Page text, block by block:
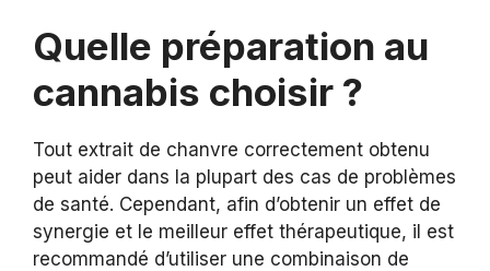
Quelle préparation au
cannabis choisir ?
Tout extrait de chanvre correctement obtenu
peut aider dans la plupart des cas de problèmes
de santé. Cependant, afin d’obtenir un effet de
synergie et le meilleur effet thérapeutique, il est
recommandé d’utiliser une combinaison de